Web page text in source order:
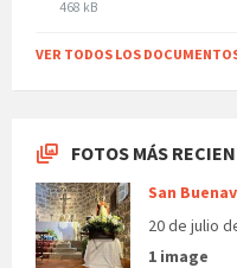
File
468 kB
VER TODOS LOS
FOTOS MÁS
San
20 de julio
1 image